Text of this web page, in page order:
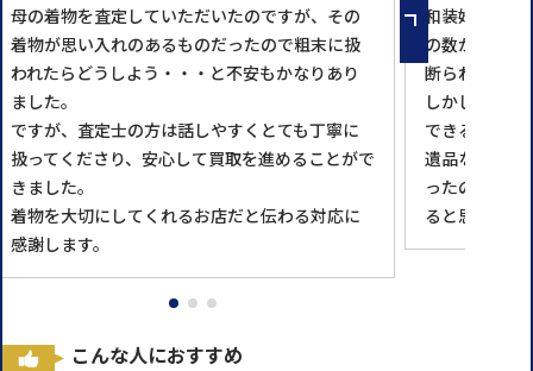
母の着物を査定していただいたのですが、その
着物が思い入れのあるものだったので粗末に扱
われたらどうしよう・・・と不安もかなりあり
ました。
ですが、査定士の方は話しやすくとても丁寧に
扱ってくださり、安心して買取を進めることがで
きました。
着物を大切にしてくれるお店だと伝わる対応に
感謝します。
和装好きの
の数があり、
断られてしま
しかし、こ
できるとのこ
遺品なので気
ったのですが
ると思うとほ
こんな人におすすめ